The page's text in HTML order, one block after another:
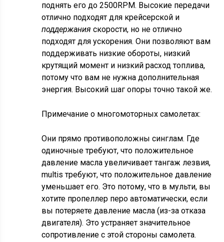
поднять его до 2500RPM. Высокие передачи
отлично подходят для крейсерской и
поддержанияскорости, но не отлично
подходят для ускорения. Они позволяют вам
поддерживать низкие обороты, низкий
крутящий момент и низкий расход топлива,
потому что вам не нужна дополнительная
энергия. Высокий шаг опоры точно такой же.
Примечание о многомоторных самолетах:
Они прямо противоположны синглам. Где
одиночные требуют, что положительное
давление масла увеличивает тангаж лезвия,
multis требуют, что положительное давление
уменьшает его. Это потому, что в мульти, вы
хотите пропеллер перо автоматически, если
вы потеряете давление масла (из-за отказа
двигателя). Это устраняет значительное
сопротивление с этой стороны самолета.